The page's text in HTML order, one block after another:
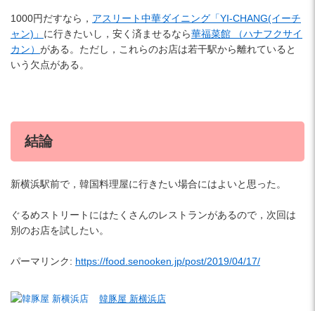
1000円だすなら， アスリート中華ダイニング「YI-CHANG(イーチ
ャン)」 に行きたいし，安く済ませるなら華福菜館 （ハナフクサイ
カン） がある。ただし，これらのお店は若干駅から離れていると
いう欠点がある。
結論
新横浜駅前で，韓国料理屋に行きたい場合にはよいと思った。
ぐるめストリートにはたくさんのレストランがあるので，次回は
別のお店を試したい。
パーマリンク: https://food.senooken.jp/post/2019/04/17/
韓豚屋 新横浜店